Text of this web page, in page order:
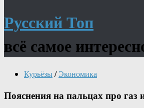
Русский Топ
всё самое
Курьёзы/ Экономика
Пояснения на пальцах про газ